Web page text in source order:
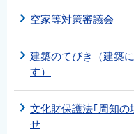
空家等対策審議会
建築のてびき（建築
す）
文化財保護法｢周知の
せ